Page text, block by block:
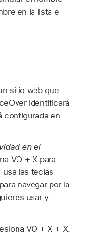
en la lista e
sitio web que
identificará
configurada en
en el
VO + X para
las teclas
navegar por la
usar y
VO + X + X.